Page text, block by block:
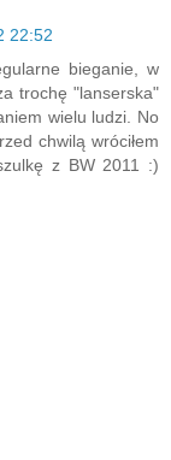
22:52
bieganie, w
trochę "lanserska"
wielu ludzi. No
chwilą wróciłem
z BW 2011 :)